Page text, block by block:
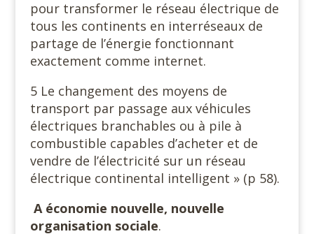
pour transformer le réseau électrique de
tous les continents en interréseaux de
partage de l’énergie fonctionnant
exactement comme internet.
5 Le changement des moyens de
transport par passage aux véhicules
électriques branchables ou à pile à
combustible capables d’acheter et de
vendre de l’électricité sur un réseau
électrique continental intelligent » (p 58).
A économie nouvelle, nouvelle
organisation sociale.